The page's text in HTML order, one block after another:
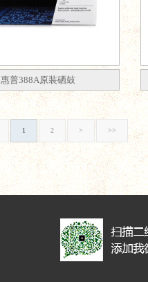
惠普388A原装硒鼓
1 2 > >>